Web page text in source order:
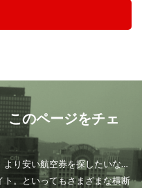
このページをチェ
より安い航空券を探したいな…
。といってもさまざまな横断